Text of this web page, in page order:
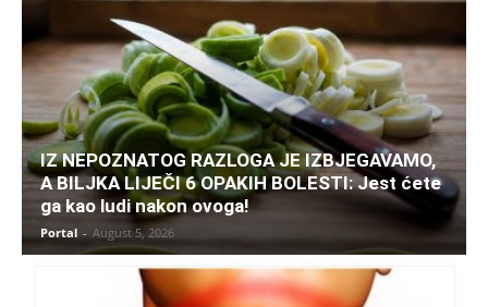
IZ NEPOZNATOG RAZLOGA JE IZBJEGAVAMO,
A BILJKA LIJEČI 6 OPAKIH BOLESTI: Jest ćete
ga kao ludi nakon ovoga!
Portal - August 5, 2026